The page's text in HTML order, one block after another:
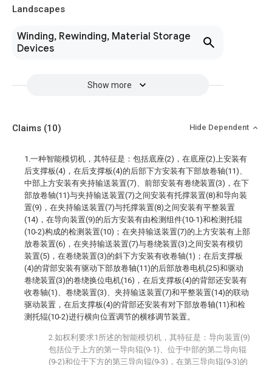
Landscapes
Winding, Rewinding, Material Storage
Devices
Show more
Claims (10) Hide Dependent
1.一种智能模切机，其特征是：包括底座(2)，在底座(2)上安装有
后支撑板(4)，在后支撑板(4)的后部下方安装有下部放卷轴(11)、
中部上方安装有夹持输送装置(7)、前部安装有卷绕装置(3)，在下
部放卷轴(11)与夹持输送装置(7)之间安装有托撑装置(8)和导向装
置(9)，在夹持输送装置(7)与托撑装置(8)之间安装有平整装置
(14)，在导向装置(9)的后方安装有由检测组件(10-1)和检测托辊
(10-2)构成的检测装置(10)；在夹持输送装置(7)的上方安装有上部
放卷装置(6)，在夹持输送装置(7)与卷绕装置(3)之间安装有模切
装置(5)，在卷绕装置(3)的斜下方安装有收卷轴(1)；在后支撑板
(4)的背部安装有驱动下部放卷轴(11)的后部放卷电机(25)和驱动
卷绕装置(3)的卷绕换位电机(16)，在后支撑板(4)的背部还安装有
收卷轴(1)、卷绕装置(3)、夹持输送装置(7)和平整装置(14)的联动
驱动装置，在后支撑板(4)的背部还安装有对下部放卷轴(11)和检
测托辊(10-2)进行横向位置调节的横移调节装置。
2.如权利要求1所述的智能模切机，其特征是：导向装置(9)
包括位于上方的第一导向辊(9-1)、位于中部的第二导向辊
(9-2)和位于下方的第三导向辊(9-3)，在第三导向辊(9-3)的